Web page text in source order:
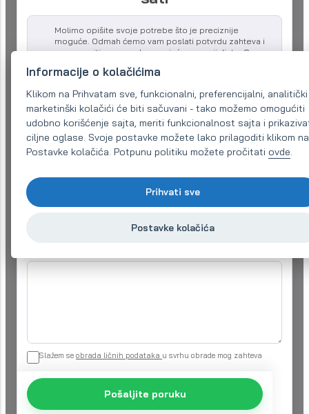
Molimo opišite svoje potrebe što je preciznije
moguće. Odmah ćemo vam poslati potvrdu zahteva i
preusmeriti vas na odgovarajućeg specijaliste. On
kontakte.
Naziv kompanije:
Email (obavezno)*
Telefon:
Slažem se obrada ličnih podataka u svrhu obrade mog zahteva
Pošaljite poruku
Informacije o kolačićima
Klikom na Prihvatam sve, funkcionalni, preferencijalni,
marketinški kolačići će biti sačuvani - tako možemo omogućiti
udobno korišćenje sajta, meriti funkcionalnost sajta i
ciljne oglase. Svoje postavke možete lako prilagoditi klikom na
Postavke kolačića. Potpunu politiku možete pročitati ovde.
Prihvati sve
Postavke kolačića